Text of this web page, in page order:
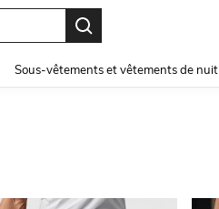
Sous-vêtements et vêtements de nuit